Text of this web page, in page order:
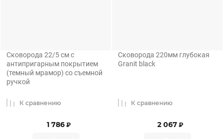
Сковорода 22/5 см с
антипригарным покрытием
(темный мрамор) со съемной
ручкой
1 786 ₽
К сравнению
Сковорода 220мм глубокая
Granit black
2 067 ₽
К сравнению